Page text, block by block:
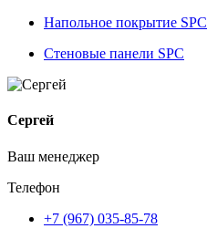
Напольное покрытие SPC
Стеновые панели SPC
Сергей
Ваш менеджер
Телефон
+7 (967) 035-85-78